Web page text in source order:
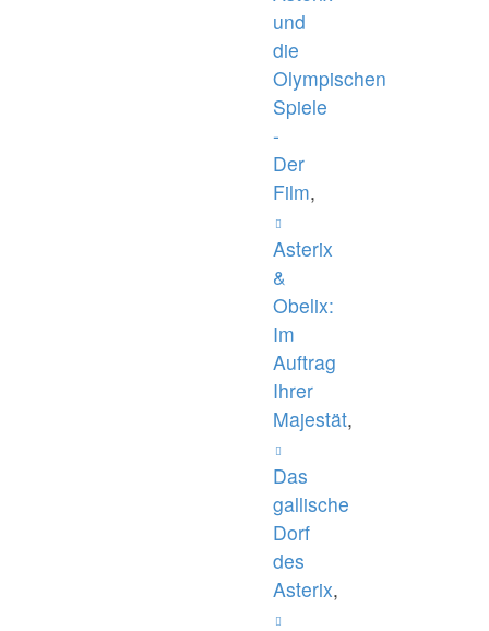
und
die
Olympischen
Spiele
-
Der
Film,
Asterix
&
Obelix:
Im
Auftrag
Ihrer
Majestät,
Das
gallische
Dorf
des
Asterix,